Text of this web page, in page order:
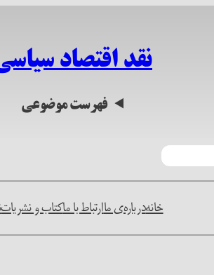
نقد اقتصاد
فهرست موضوعی
خانهدرباره‌ی ماارتباط با ماکتاب و نشریات